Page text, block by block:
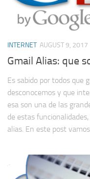
INTERNET AUGUST 9, 2017
Gmail Alias: que
Es sabido por todos que
desconocemos y que
esa son una de las
de estas
alias. En este post